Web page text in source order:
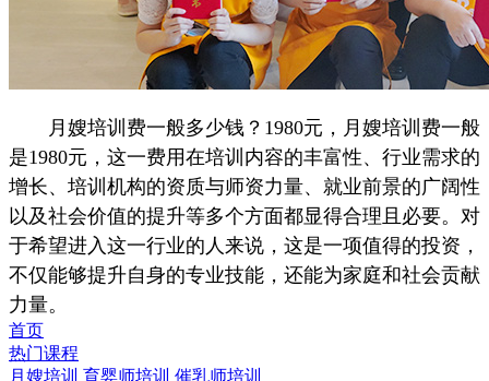
月嫂培训费一般多少钱？1980元，月嫂培训费一般
是1980元，这一费用在培训内容的丰富性、行业需求的
增长、培训机构的资质与师资力量、就业前景的广阔性
以及社会价值的提升等多个方面都显得合理且必要。对
于希望进入这一行业的人来说，这是一项值得的投资，
不仅能够提升自身的专业技能，还能为家庭和社会贡献
力量。
首页
热门课程
月嫂培训 育婴师培训 催乳师培训